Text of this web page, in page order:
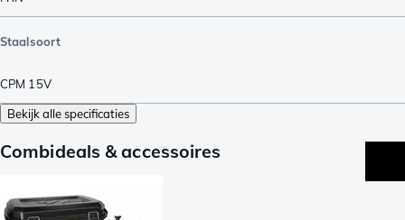
Staalsoort
CPM 15V
Bekijk alle specificaties
Combideals & accessoires